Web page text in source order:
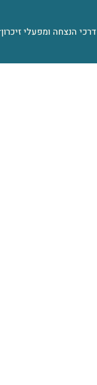
דרכי הנצחה ומפעלי זיכרון